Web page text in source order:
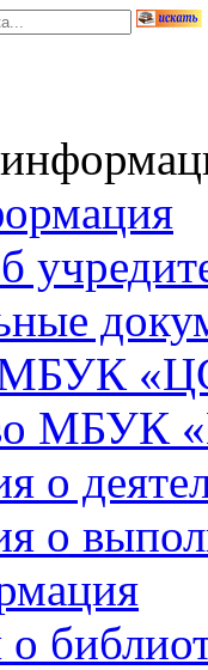
МБУК
МБУК
о
о